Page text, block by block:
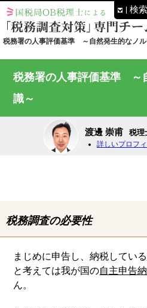
税務署の人事評価基準 ～自然発生的なノル
税務署の人事評価基準 ～
識～
渡邊 崇甫 税理
詳しいプロフ
税務調査の必要性
まじめに申告し、納税してい
と考えては我が国の自主申告
ん。
検索